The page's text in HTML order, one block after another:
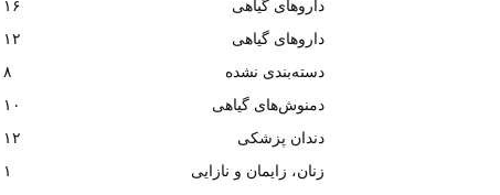
داروهای گیاهی
۱۶
داروهای گیاهی
۱۲
دسته‌بندی نشده
۸
دمنوش‌های گیاهی
۱۰
دندان پزشکی
۱۲
زنان، زایمان و نازایی
۱